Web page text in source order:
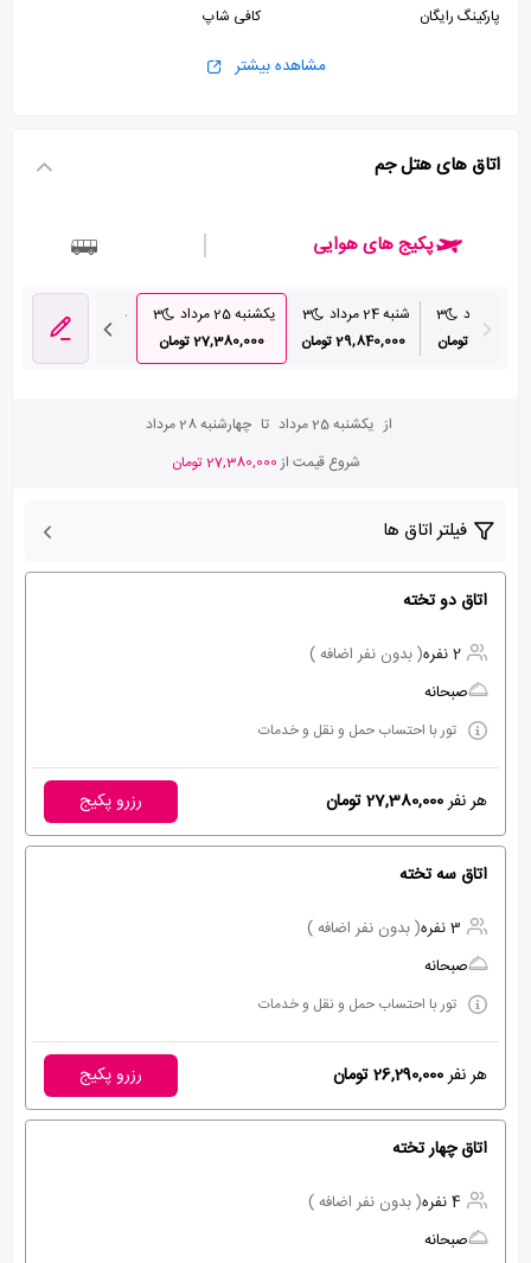
پارکینگ رایگان
کافی شاپ
مشاهده بیشتر
اتاق های هتل جم
پکیج های هوایی
3
تومان
شنبه 24 مرداد
3
29,840,000 تومان
یکشنبه 25 مرداد
3
27,380,000 تومان
دوشنبه 26 مرداد
27,470,000 تومان
از یکشنبه 25 مرداد تا چهارشنبه 28 مرداد
شروع قیمت از27,380,000 تومان
فیلتر اتاق ها
اتاق دو تخته
2 نفره
( بدون نفر اضافه )
صبحانه
تور با احتساب حمل و نقل و خدمات
هر نفر27,380,000 تومان رزرو پکیج
اتاق سه تخته
3 نفره
( بدون نفر اضافه )
صبحانه
تور با احتساب حمل و نقل و خدمات
هر نفر26,290,000 تومان رزرو پکیج
اتاق چهار تخته
4 نفره
( بدون نفر اضافه )
صبحانه